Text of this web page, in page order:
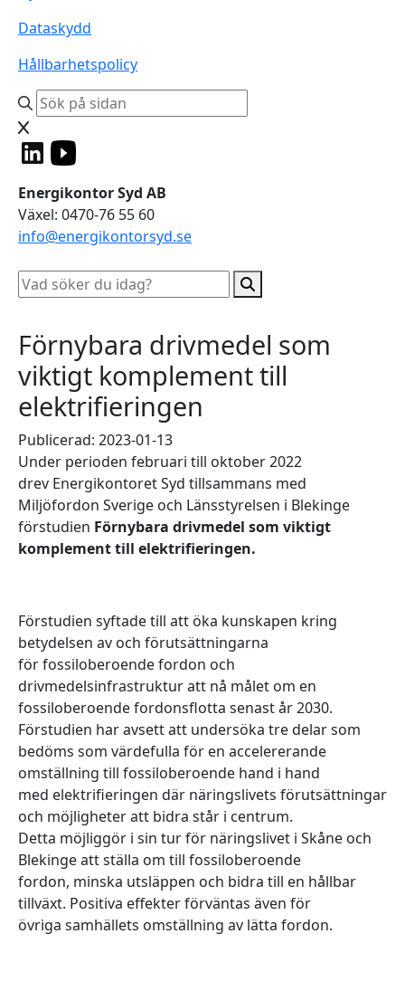
Dataskydd
Hållbarhetspolicy
Energikontor Syd AB
Växel: 0470-76 55 60
info@energikontorsyd.se
Förnybara drivmedel som
viktigt komplement till
elektrifieringen
Publicerad: 2023-01-13
Under perioden februari till oktober 2022
drev Energikontoret Syd tillsammans med
Miljöfordon Sverige och Länsstyrelsen i Blekinge
förstudien Förnybara drivmedel som viktigt
komplement till elektrifieringen.
Förstudien syftade till att öka kunskapen kring
betydelsen av och förutsättningarna
för fossiloberoende fordon och
drivmedelsinfrastruktur att nå målet om en
fossiloberoende fordonsflotta senast år 2030.
Förstudien har avsett att undersöka tre delar som
bedöms som värdefulla för en accelererande
omställning till fossiloberoende hand i hand
med elektrifieringen där näringslivets förutsättningar
och möjligheter att bidra står i centrum.
Detta möjliggör i sin tur för näringslivet i Skåne och
Blekinge att ställa om till fossiloberoende
fordon, minska utsläppen och bidra till en hållbar
tillväxt. Positiva effekter förväntas även för
övriga samhällets omställning av lätta fordon.